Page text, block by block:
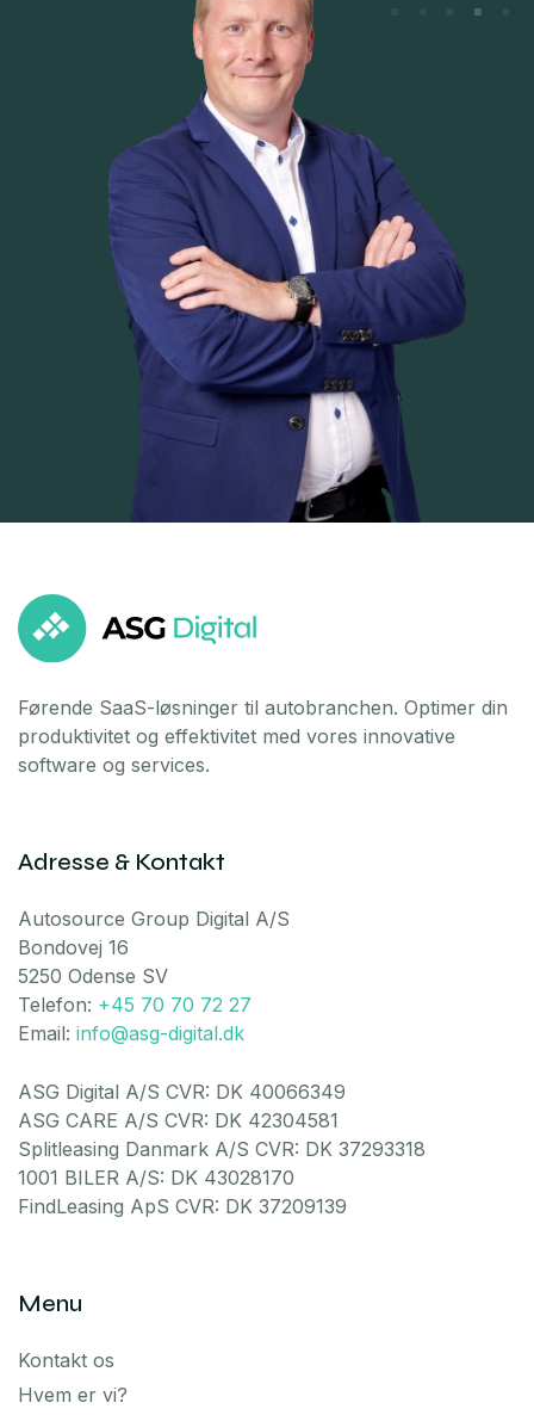
Førende SaaS-løsninger til autobranchen. Optimer din
produktivitet og effektivitet med vores innovative
software og services.
Adresse & Kontakt
Autosource Group Digital A/S
Bondovej 16
5250 Odense SV
Telefon: +45 70 70 72 27
Email: info@asg-digital.dk
ASG Digital A/S CVR: DK 40066349
ASG CARE A/S CVR: DK 42304581
Splitleasing Danmark A/S CVR: DK 37293318
1001 BILER A/S: DK 43028170
FindLeasing ApS CVR: DK 37209139
Menu
Kontakt os
Hvem er vi?